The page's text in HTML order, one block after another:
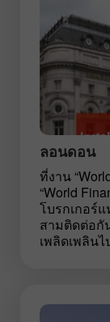
ลอนดอน
ที่งาน
“World
โบรกเกอร์แ
สามติดต่อกั
เพลิดเพลิน